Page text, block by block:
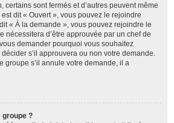
certains sont fermés et d’autres peuvent même
dit « Ouvert », vous pouvez le rejoindre
« À la demande », vous pouvez rejoindre le
nécessitera d’être approuvée par un chef de
demander pourquoi vous souhaitez
s’il approuvera ou non votre demande.
groupe s’il annule votre demande, il a
groupe ?